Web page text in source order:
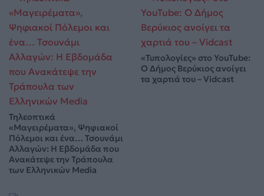
Τηλεοπτικά
«Μαγειρέματα», Ψηφιακοί
Πόλεμοι και ένα… Τσουνάμι
Αλλαγών: Η Εβδομάδα που
Ανακάτεψε την Τράπουλα
των Ελληνικών Media
«Τυπολογίες» στο YouTube:
Ο Δήμος Βερύκιος ανοίγει
τα χαρτιά του – Vidcast